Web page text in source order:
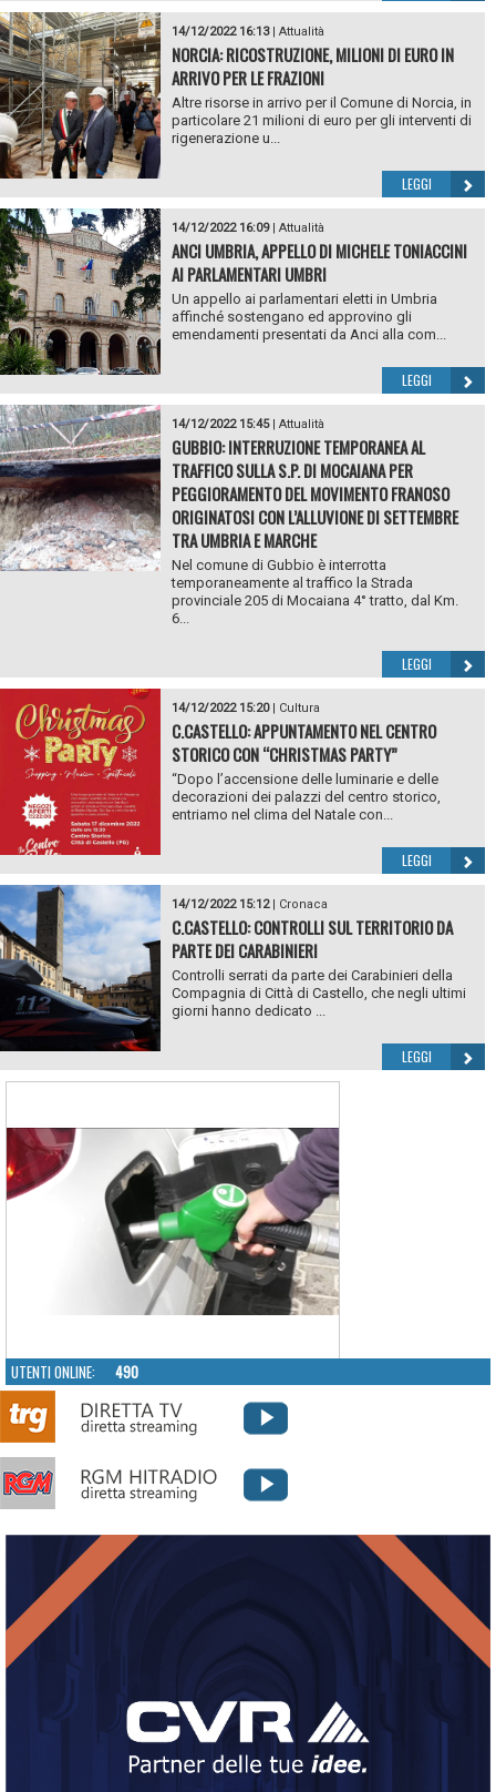
14/12/2022 16:13| Attualità
NORCIA: RICOSTRUZIONE, MILIONI DI EURO IN
ARRIVO PER LE FRAZIONI
Altre risorse in arrivo per il Comune di Norcia, in
particolare 21 milioni di euro per gli interventi di
rigenerazione u...
LEGGI
14/12/2022 16:09| Attualità
ANCI UMBRIA, APPELLO DI MICHELE TONIACCINI
AI PARLAMENTARI UMBRI
Un appello ai parlamentari eletti in Umbria
affinché sostengano ed approvino gli
emendamenti presentati da Anci alla com...
LEGGI
14/12/2022 15:45| Attualità
GUBBIO: INTERRUZIONE TEMPORANEA AL
TRAFFICO SULLA S.P. DI MOCAIANA PER
PEGGIORAMENTO DEL MOVIMENTO FRANOSO
ORIGINATOSI CON L’ALLUVIONE DI SETTEMBRE
TRA UMBRIA E MARCHE
Nel comune di Gubbio è interrotta
temporaneamente al traffico la Strada
provinciale 205 di Mocaiana 4° tratto, dal Km.
6...
LEGGI
14/12/2022 15:20| Cultura
C.CASTELLO: APPUNTAMENTO NEL CENTRO
STORICO CON “CHRISTMAS PARTY”
“Dopo l’accensione delle luminarie e delle
decorazioni dei palazzi del centro storico,
entriamo nel clima del Natale con...
LEGGI
14/12/2022 15:12| Cronaca
C.CASTELLO: CONTROLLI SUL TERRITORIO DA
PARTE DEI CARABINIERI
Controlli serrati da parte dei Carabinieri della
Compagnia di Città di Castello, che negli ultimi
giorni hanno dedicato ...
LEGGI
UTENTI ONLINE: 490